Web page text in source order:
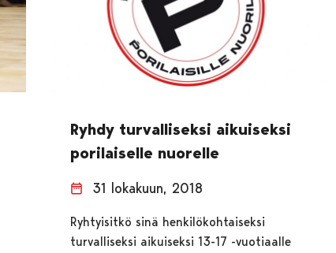
Ryhdy turvalliseksi aikuiseksi
porilaiselle nuorelle
31 lokakuun, 2018
Ryhtyisitkö sinä henkilökohtaiseksi
turvalliseksi aikuiseksi 13-17 -vuotiaalle